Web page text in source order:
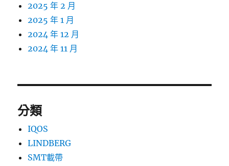
2025 年 2 月
2025 年 1 月
2024 年 12 月
2024 年 11 月
分類
IQOS
LINDBERG
SMT載帶